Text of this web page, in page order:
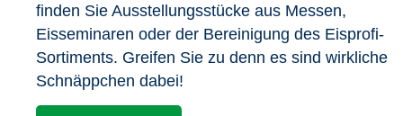
finden Sie Ausstellungsstücke aus Messen,
Eisseminaren oder der Bereinigung des Eisprofi-
Sortiments. Greifen Sie zu denn es sind wirkliche
Schnäppchen dabei!